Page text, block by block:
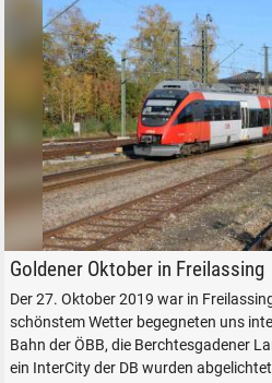
Freilassing ÖBB S-Bahn
Goldener Oktober in Freilassing
Der 27. Oktober 2019 war in
schönstem Wetter begegneten uns
Bahn der ÖBB, die Berchtesgadener
ein InterCity der DB wurden